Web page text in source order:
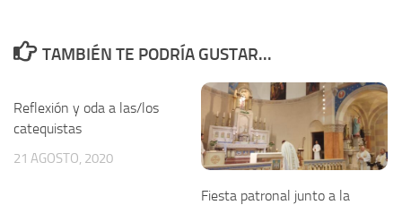
TAMBIÉN TE PODRÍA GUSTAR...
Reflexión y oda a las/los
catequistas
21 AGOSTO, 2020
Fiesta patronal junto a la